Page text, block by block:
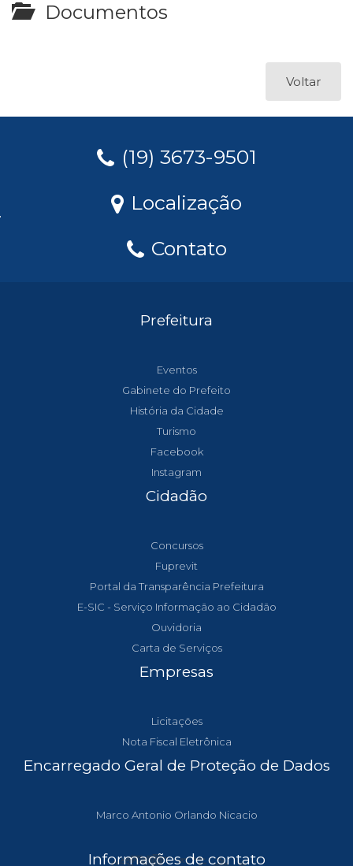
Documentos
Voltar
(19) 3673-9501
Localização
Contato
Prefeitura
Eventos
Gabinete do Prefeito
História da Cidade
Turismo
Facebook
Instagram
Cidadão
Concursos
Fuprevit
Portal da Transparência Prefeitura
E-SIC - Serviço Informação ao Cidadão
Ouvidoria
Carta de Serviços
Empresas
Licitações
Nota Fiscal Eletrônica
Encarregado Geral de Proteção de Dados
Marco Antonio Orlando Nicacio
Informações de contato